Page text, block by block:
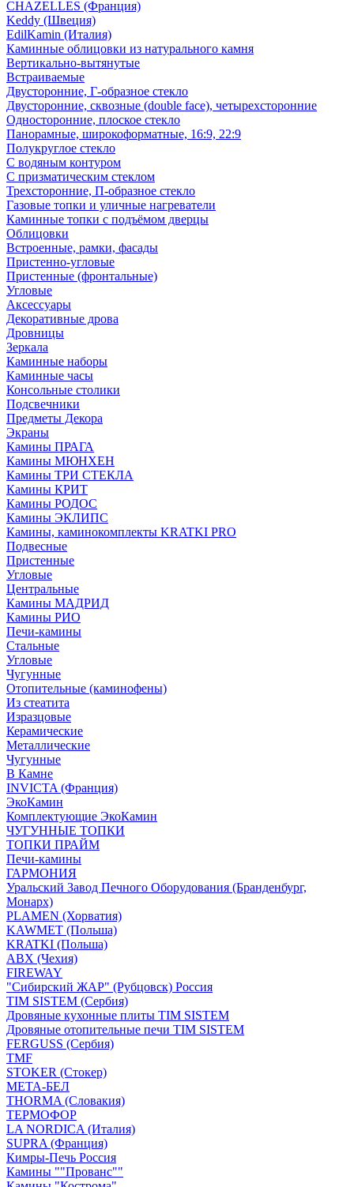
CHAZELLES (Франция)
Keddy (Швеция)
EdilKamin (Италия)
Каминные облицовки из натурального камня
Вертикально-вытянутые
Встраиваемые
Двусторонние, Г-образное стекло
Двусторонние, сквозные (double face), четырехсторонние
Односторонние, плоское стекло
Панорамные, широкоформатные, 16:9, 22:9
Полукруглое стекло
С водяным контуром
С призматическим стеклом
Трехсторонние, П-образное стекло
Газовые топки и уличные нагреватели
Каминные топки с подъёмом дверцы
Облицовки
Встроенные, рамки, фасады
Пристенно-угловые
Пристенные (фронтальные)
Угловые
Аксессуары
Декоративные дрова
Дровницы
Зеркала
Каминные наборы
Каминные часы
Консольные столики
Подсвечники
Предметы Декора
Экраны
Камины ПРАГА
Камины МЮНХЕН
Камины ТРИ СТЕКЛА
Камины КРИТ
Камины РОДОС
Камины ЭКЛИПС
Камины, каминокомплекты KRATKI PRO
Подвесные
Пристенные
Угловые
Центральные
Камины МАДРИД
Камины РИО
Печи-камины
Стальные
Угловые
Чугунные
Отопительные (каминофены)
Из стеатита
Изразцовые
Керамические
Металлические
Чугунные
В Камне
INVICTA (Франция)
ЭкоКамин
Комплектующие ЭкоКамин
ЧУГУННЫЕ ТОПКИ
ТОПКИ ПРАЙМ
Печи-камины
ГАРМОНИЯ
Уральский Завод Печного Оборудования (Бранденбург,
Монарх)
PLAMEN (Хорватия)
KAWMET (Польша)
KRATKI (Польша)
ABX (Чехия)
FIREWAY
"Сибирский ЖАР" (Рубцовск) Россия
TIM SISTEM (Сербия)
Дровяные кухонные плиты TIM SISTEM
Дровяные отопительные печи TIM SISTEM
FERGUSS (Сербия)
TMF
STOKER (Стокер)
МЕТА-БЕЛ
THORMA (Словакия)
ТЕРМОФОР
LA NORDICA (Италия)
SUPRA (Франция)
Кимры-Печь Россия
Камины ""Прованс""